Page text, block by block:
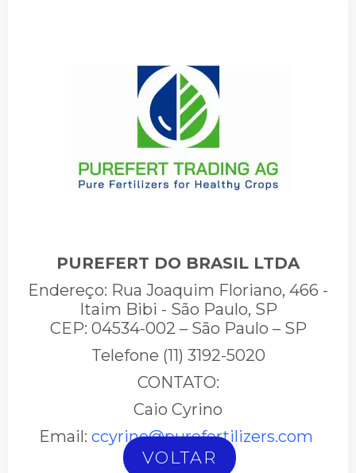
PUREFERT DO BRASIL LTDA
Endereço: Rua Joaquim Floriano, 466 -
Itaim Bibi - São Paulo, SP
CEP: 04534-002 – São Paulo – SP
Telefone (11) 3192-5020
CONTATO:
Caio Cyrino
Email: ccyrino@purefertilizers.com
VOLTAR